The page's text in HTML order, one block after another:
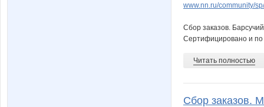
www.nn.ru/community/
Сбор заказов.
Сертифицировано и
Читать полностью
Сбор заказов.